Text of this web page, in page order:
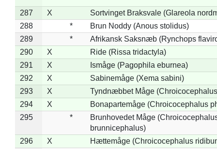
287 X
Sortvinget Braksvale (Glareola
288
*
Brun Noddy (Anous stolidus)
289
*
Afrikansk Saksnæb (Rynchops
290
X
Ride (Rissa tridactyla)
291
X
Ismåge (Pagophila eburnea)
292
X
Sabinemåge (Xema sabini)
293
X
Tyndnæbbet Måge
294
X
Bonapartemåge (Chroicocephalus
295
*
Brunhovedet Måge
brunnicephalus)
296
X
Hættemåge (Chroicocephalus